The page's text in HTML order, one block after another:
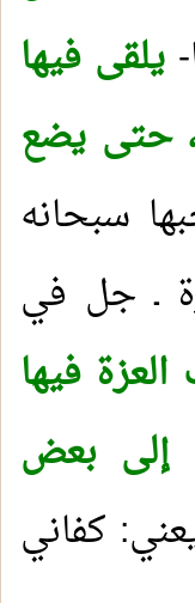
يلقى فيها
حتى يضع
سبحانه
ـ جل في
فيها
إلى بعض
كفاني